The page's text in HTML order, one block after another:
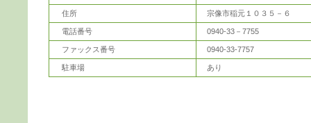
住所 宗像市稲元１０３５－６
電話番号 0940-33－7755
ファックス番号 0940-33-7757
駐車場 あり